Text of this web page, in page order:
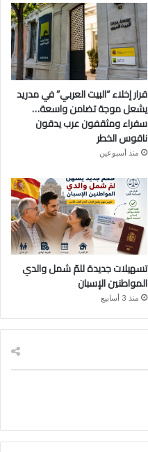
قرار إخلاء “البيت العربي” في مدريد
يشعل موجة تضامن واسعة…
سفراء ومثقفون عرب يدقون
ناقوس الخطر
منذ أسبوعين
تسهيلات جديدة للمّ شمل والدي
المواطنين الإسبان
منذ 3 أسابيع